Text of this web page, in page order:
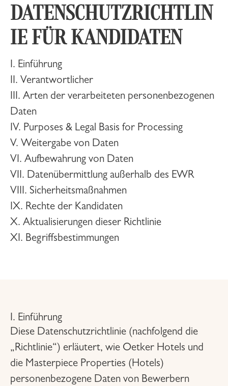
DATENSCHUTZRICHTLIN
IE FÜR KANDIDATEN
I. Einführung
II. Verantwortlicher
III. Arten der verarbeiteten personenbezogenen
Daten
IV. Purposes & Legal Basis for Processing
V. Weitergabe von Daten
VI. Aufbewahrung von Daten
VII. Datenübermittlung außerhalb des EWR
VIII. Sicherheitsmaßnahmen
IX. Rechte der Kandidaten
X. Aktualisierungen dieser Richtlinie
XI. Begriffsbestimmungen
I. Einführung
Diese Datenschutzrichtlinie (nachfolgend die
„Richtlinie“) erläutert, wie Oetker Hotels und
die Masterpiece Properties (Hotels)
personenbezogene Daten von Bewerbern